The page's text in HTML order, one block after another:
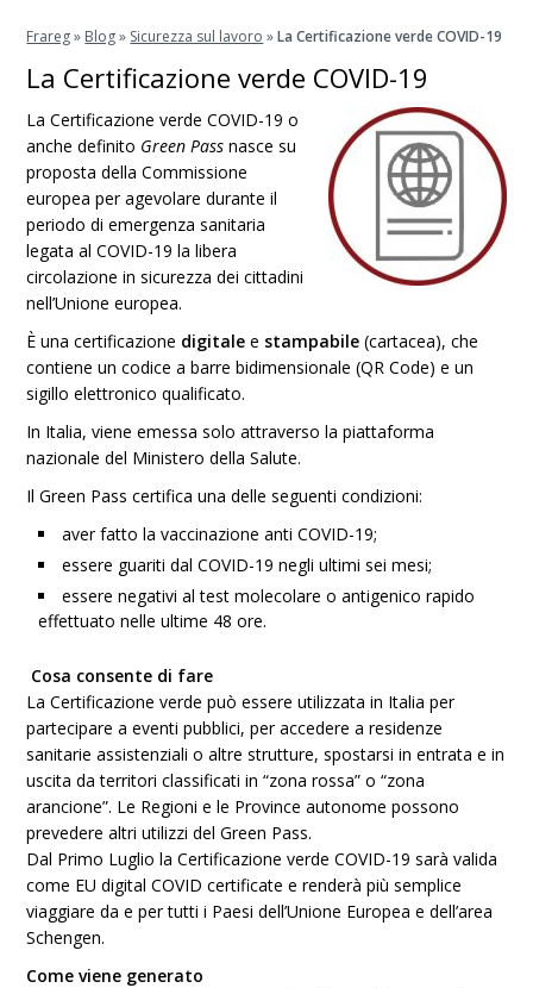
Frareg» Blog» Sicurezza sul lavoro »La Certificazione verde COVID-19
La Certificazione verde COVID-19
La Certificazione verde COVID-19 o
anche definito Green Pass nasce su
proposta della Commissione
europea per agevolare durante il
periodo di emergenza sanitaria
legata al COVID-19 la libera
circolazione in sicurezza dei cittadini
nell’Unione europea.
È una certificazione digitale e stampabile (cartacea), che
contiene un codice a barre bidimensionale (QR Code) e un
sigillo elettronico qualificato.
In Italia, viene emessa solo attraverso la piattaforma
nazionale del Ministero della Salute.
Il Green Pass certifica una delle seguenti condizioni:
aver fatto la vaccinazione anti COVID-19;
essere guariti dal COVID-19 negli ultimi sei mesi;
essere negativi al test molecolare o antigenico rapido
effettuato nelle ultime 48 ore.
Cosa consente di fare
La Certificazione verde può essere utilizzata in Italia per
partecipare a eventi pubblici, per accedere a residenze
sanitarie assistenziali o altre strutture, spostarsi in entrata e in
uscita da territori classificati in “zona rossa” o “zona
arancione”. Le Regioni e le Province autonome possono
prevedere altri utilizzi del Green Pass.
Dal Primo Luglio la Certificazione verde COVID-19 sarà valida
come EU digital COVID certificate e renderà più semplice
viaggiare da e per tutti i Paesi dell’Unione Europea e dell’area
Schengen.
Come viene generato